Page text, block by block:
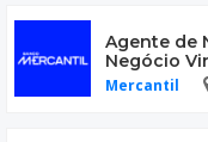
Agente de
Negócio
Mercantil